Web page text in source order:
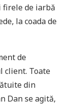
de iarbă
la coada de
de
client. Toate
din
Dan se agită,